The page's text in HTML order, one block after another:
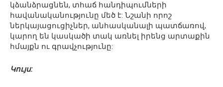
կձանձրացնեն, տհաճ հանդիպումների
հավանականությունը մեծ է: Նշանի որոշ
ներկայացուցիչներ, անհասկանալի պատճառով,
կարող են կասկածի տակ առնել իրենց արտաքին
հմայքն ու գրավչությունը:
Կույս: